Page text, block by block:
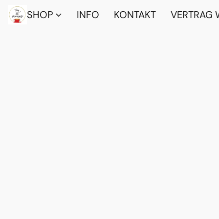
SHOP INFO KONTAKT VERTRAG